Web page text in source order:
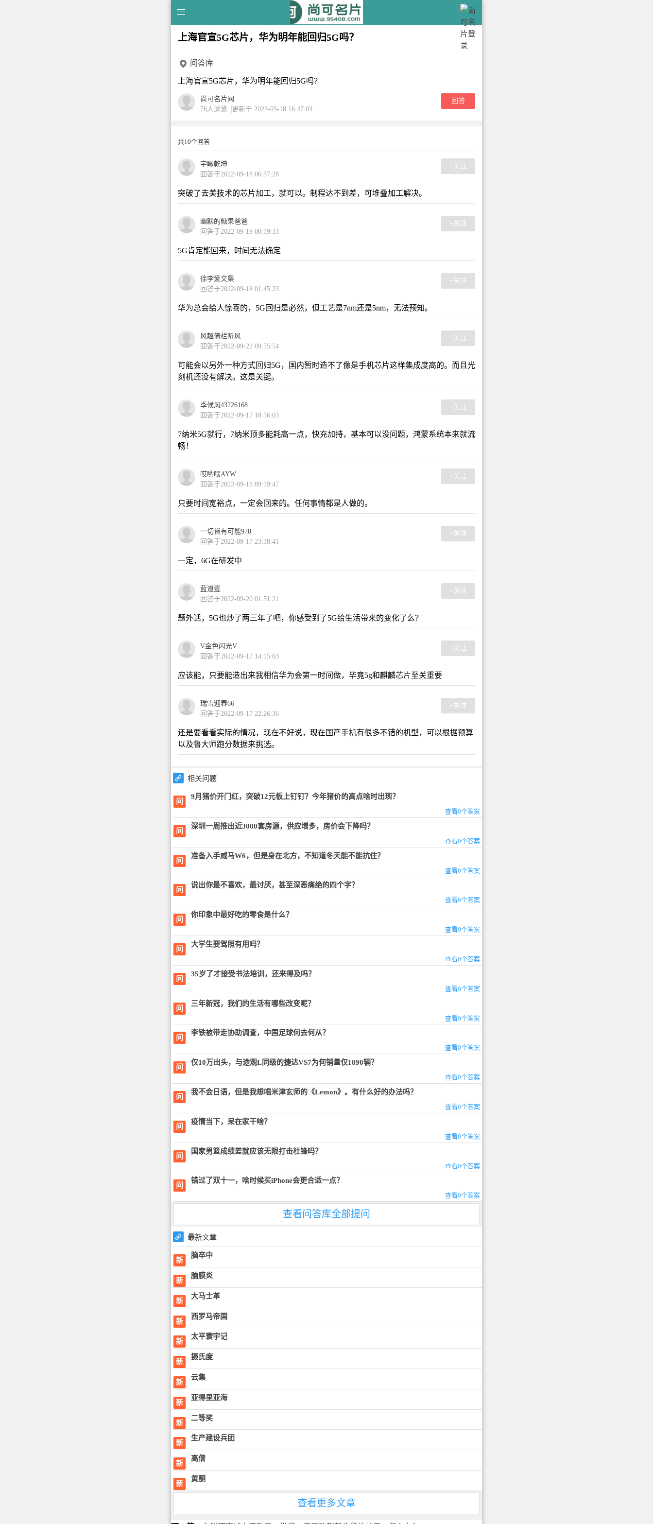
上海官宣5G芯片，华为明年能回归5G吗？
问答库
上海官宣5G芯片，华为明年能回归5G吗？
尚可名片网
76人浏览
更新于 2023-05-18 16:47:03
回答
共10个回答
宇瞰乾坤
回答于2022-09-18 06:37:28
+关注
突破了去美技术的芯片加工，就可以。制程达不到差，可堆叠加工解决。
幽默的糖果爸爸
回答于2022-09-19 00:19:33
+关注
5G肯定能回来，时间无法确定
徐李爱文集
回答于2022-09-18 01:45:23
+关注
华为总会给人惊喜的，5G回归是必然，但工艺是7nm还是5nm，无法预知。
风趣倚栏听风
回答于2022-09-22 09:55:54
+关注
可能会以另外一种方式回归5G，国内暂时造不了像是手机芯片这样集成度高的。而且光
刻机还没有解决。这是关键。
季候风43226168
回答于2022-09-17 18:56:03
+关注
7纳米5G就行，7纳米顶多能耗高一点，快充加持，基本可以没问题，鸿蒙系统本来就流
畅！
哎哟喂AYW
回答于2022-09-18 09:19:47
+关注
只要时间宽裕点，一定会回来的。任何事情都是人做的。
一切皆有可能978
回答于2022-09-17 23:38:41
+关注
一定，6G在研发中
蓝道壹
回答于2022-09-20 01:51:21
+关注
题外话，5G也炒了两三年了吧，你感受到了5G给生活带来的变化了么？
V金色闪光V
回答于2022-09-17 14:15:03
+关注
应该能，只要能造出来我相信华为会第一时间做，毕竟5g和麒麟芯片至关重要
瑞雪迎春66
回答于2022-09-17 22:26:36
+关注
还是要看看实际的情况，现在不好说，现在国产手机有很多不错的机型，可以根据预算
以及鲁大师跑分数据来挑选。
相关问题
问
9月猪价开门红，突破12元板上钉钉？今年猪价的高点啥时出现？
查看0个答案
问
深圳一周推出近3000套房源，供应增多，房价会下降吗？
查看0个答案
问
准备入手威马W6，但是身在北方，不知道冬天能不能抗住？
查看0个答案
问
说出你最不喜欢，最讨厌，甚至深恶痛绝的四个字？
查看0个答案
问
你印象中最好吃的零食是什么？
查看0个答案
问
大学生要驾照有用吗？
查看0个答案
问
35岁了才接受书法培训，还来得及吗？
查看0个答案
问
三年新冠，我们的生活有哪些改变呢？
查看0个答案
问
李铁被带走协助调查，中国足球何去何从？
查看0个答案
问
仅10万出头，与途观L同级的捷达VS7为何销量仅1890辆？
查看0个答案
问
我不会日语，但是我想唱米津玄师的《Lemon》。有什么好的办法吗？
查看0个答案
问
疫情当下，呆在家干啥？
查看0个答案
问
国家男篮成绩差就应该无限打击杜锋吗？
查看0个答案
问
错过了双十一，啥时候买iPhone会更合适一点？
查看0个答案
查看问答库全部提问
最新文章
新
脑卒中
新
脑膜炎
新
大马士革
新
西罗马帝国
新
太平寰宇记
新
摄氏度
新
云集
新
亚得里亚海
新
二等奖
新
生产建设兵团
新
高僧
新
黄酮
查看更多文章